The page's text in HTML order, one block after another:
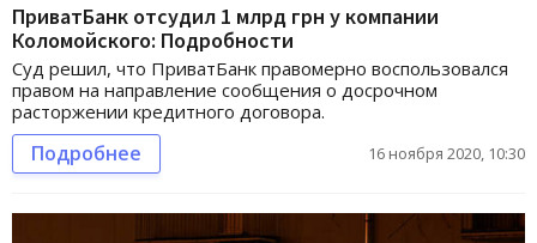
ПриватБанк отсудил 1 млрд грн у компании
Коломойского: Подробности
Суд решил, что ПриватБанк правомерно воспользовался
правом на направление сообщения о досрочном
расторжении кредитного договора.
Подробнее 16 ноября 2020, 10:30